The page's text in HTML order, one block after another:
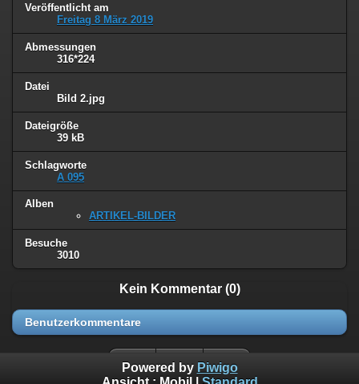
Veröffentlicht am
Freitag 8 März 2019
Abmessungen
316*224
Datei
Bild 2.jpg
Dateigröße
39 kB
Schlagworte
A 095
Alben
ARTIKEL-BILDER
Besuche
3010
Kein Kommentar (0)
Benutzerkommentare
Powered by Piwigo